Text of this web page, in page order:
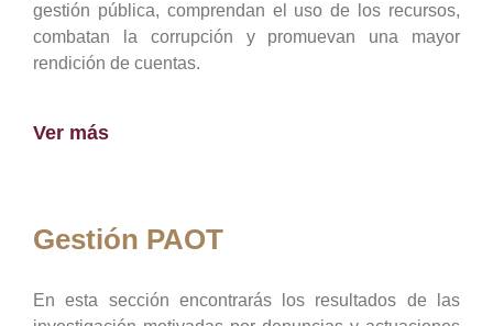
gestión pública, comprendan el uso de los recursos,
combatan la corrupción y promuevan una mayor
rendición de cuentas.
Ver más
Gestión PAOT
En esta sección encontrarás los resultados de las